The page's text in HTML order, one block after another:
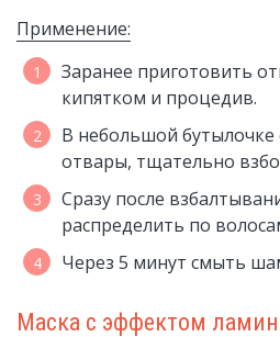
Применение:
Заранее приготовить
кипятком и процедив.
В небольшой
отвары, тщательно
Сразу после
распределить по
Через 5 минут смыть
Маска с эффектом